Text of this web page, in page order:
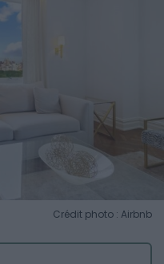
Crédit photo : Airbnb